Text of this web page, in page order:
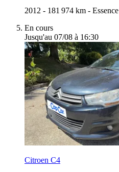
2012 - 181 974 km - Essence
En cours
Jusqu'au 07/08 à 16:30
Citroen C4